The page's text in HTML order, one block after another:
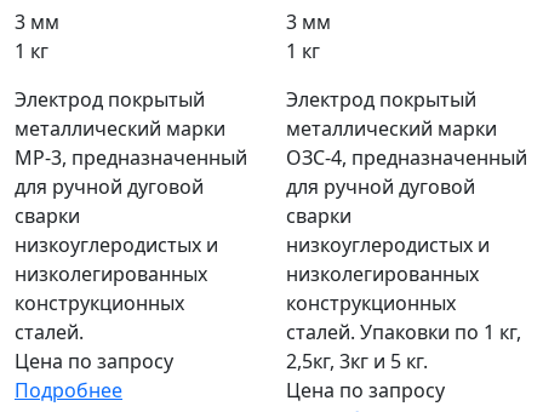
3 мм
1 кг
Электрод покрытый
металлический марки
МР-3, предназначенный
для ручной дуговой
сварки
низкоуглеродистых и
низколегированных
конструкционных
сталей.
Цена по запросу
Подробнее
3 мм
1 кг
Электрод покрытый
металлический марки
ОЗС-4, предназначенный
для ручной дуговой
сварки
низкоуглеродистых и
низколегированных
конструкционных
сталей. Упаковки по 1 кг,
2,5кг, 3кг и 5 кг.
Цена по запросу